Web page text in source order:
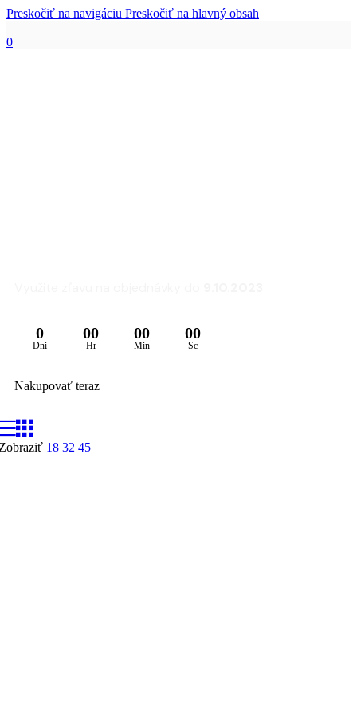
Preskočiť na navigáciu Preskočiť na hlavný obsah
0
0
Dni
00
Hr
00
Min
00
Sc
Nakupovať teraz
18 32 45